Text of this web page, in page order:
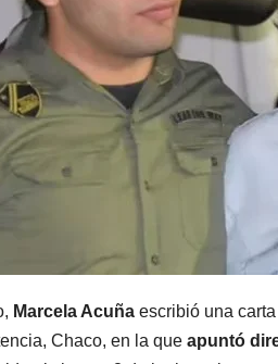
Marcela Acuña escribió una
Chaco, en la que apuntó